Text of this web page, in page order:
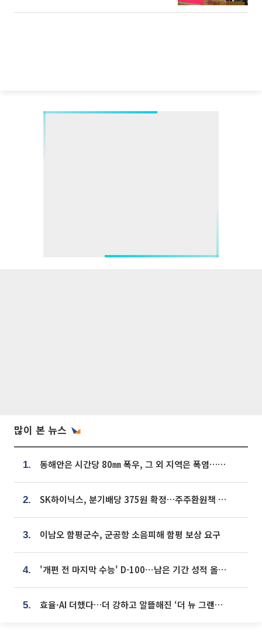
많이 본 뉴스
1. 동해안은 시간당 80㎜ 폭우, 그 외 지역은 폭염…‘극과 극 날씨’
2. SK하이닉스, 분기배당 375원 확정…주주환원책 9월로 앞당겨 발표
3. 이남오 함평군수, 군공항 소음피해 함평 보상 요구
4. '개편 전 마지막 수능' D-100⋯남은 기간 성적 올릴 전략은
5. 효율·AI 더했다…더 강하고 알뜰해진 ‘더 뉴 그랜저 하이브리드’ [ET의 모빌리티]